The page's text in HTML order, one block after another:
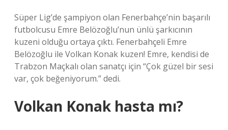
Süper Lig’de şampiyon olan Fenerbahçe’nin başarılı
futbolcusu Emre Belözoğlu’nun ünlü şarkıcının
kuzeni olduğu ortaya çıktı. Fenerbahçeli Emre
Belözoğlu ile Volkan Konak kuzen! Emre, kendisi de
Trabzon Maçkalı olan sanatçı için “Çok güzel bir sesi
var, çok beğeniyorum.” dedi.
Volkan Konak hasta mı?